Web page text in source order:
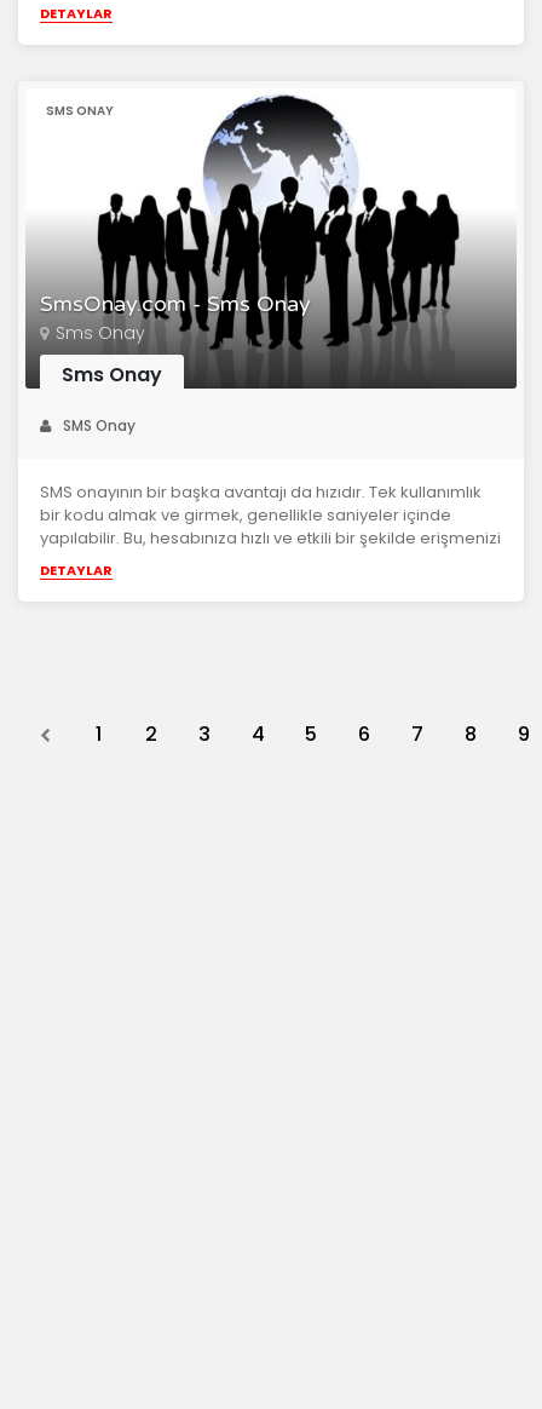
DETAYLAR
SmsOnay.com - Sms Onay
SMS ONAY
Sms Onay
Sms Onay
SMS Onay
SMS onayının bir başka avantajı da hızıdır. Tek kullanımlık
bir kodu almak ve girmek, genellikle saniyeler içinde
yapılabilir. Bu, hesabınıza hızlı ve etkili bir şekilde erişmenizi
sa...
DETAYLAR
Previous
1 2 3 4 5 6 7 8 9